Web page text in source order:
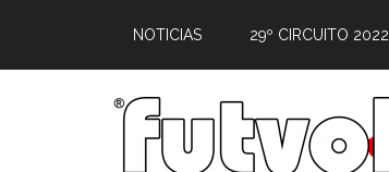
NOTICIAS 29º CIRCUITO 2022